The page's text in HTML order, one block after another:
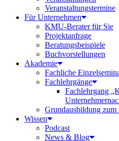
Veranstaltungstermine
Für Unternehmen
KMU-Berater für Sie
Projektanfrage
Beratungsbeispiele
Buchvorstellungen
Akademie
Fachliche
Fachlehrgänge
Fachlehrgang
Grundausbildung
Wissen
Podcast
News & Blog